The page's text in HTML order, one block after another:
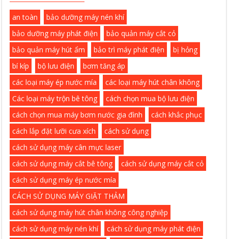
an toàn
bảo dưỡng máy nén khí
bảo dưỡng máy phát điện
bảo quản máy cắt cỏ
bảo quản máy hút ẩm
bảo trì máy phát điện
bị hỏng
bí kíp
bộ lưu điện
bơm tăng áp
các loại máy ép nước mía
các loại máy hút chân không
Các loại máy trộn bê tông
cách chọn mua bộ lưu điện
cách chọn mua máy bơm nước gia đình
cách khắc phục
cách lắp đặt lưỡi cưa xích
cách sử dụng
cách sử dụng máy cân mực laser
cách sử dụng máy cắt bê tông
cách sử dụng máy cắt cỏ
cách sử dụng máy ép nước mía
CÁCH SỬ DỤNG MÁY GIẶT THẢM
cách sử dụng máy hút chân không công nghiệp
cách sử dụng máy nén khí
cách sử dụng máy phát điện